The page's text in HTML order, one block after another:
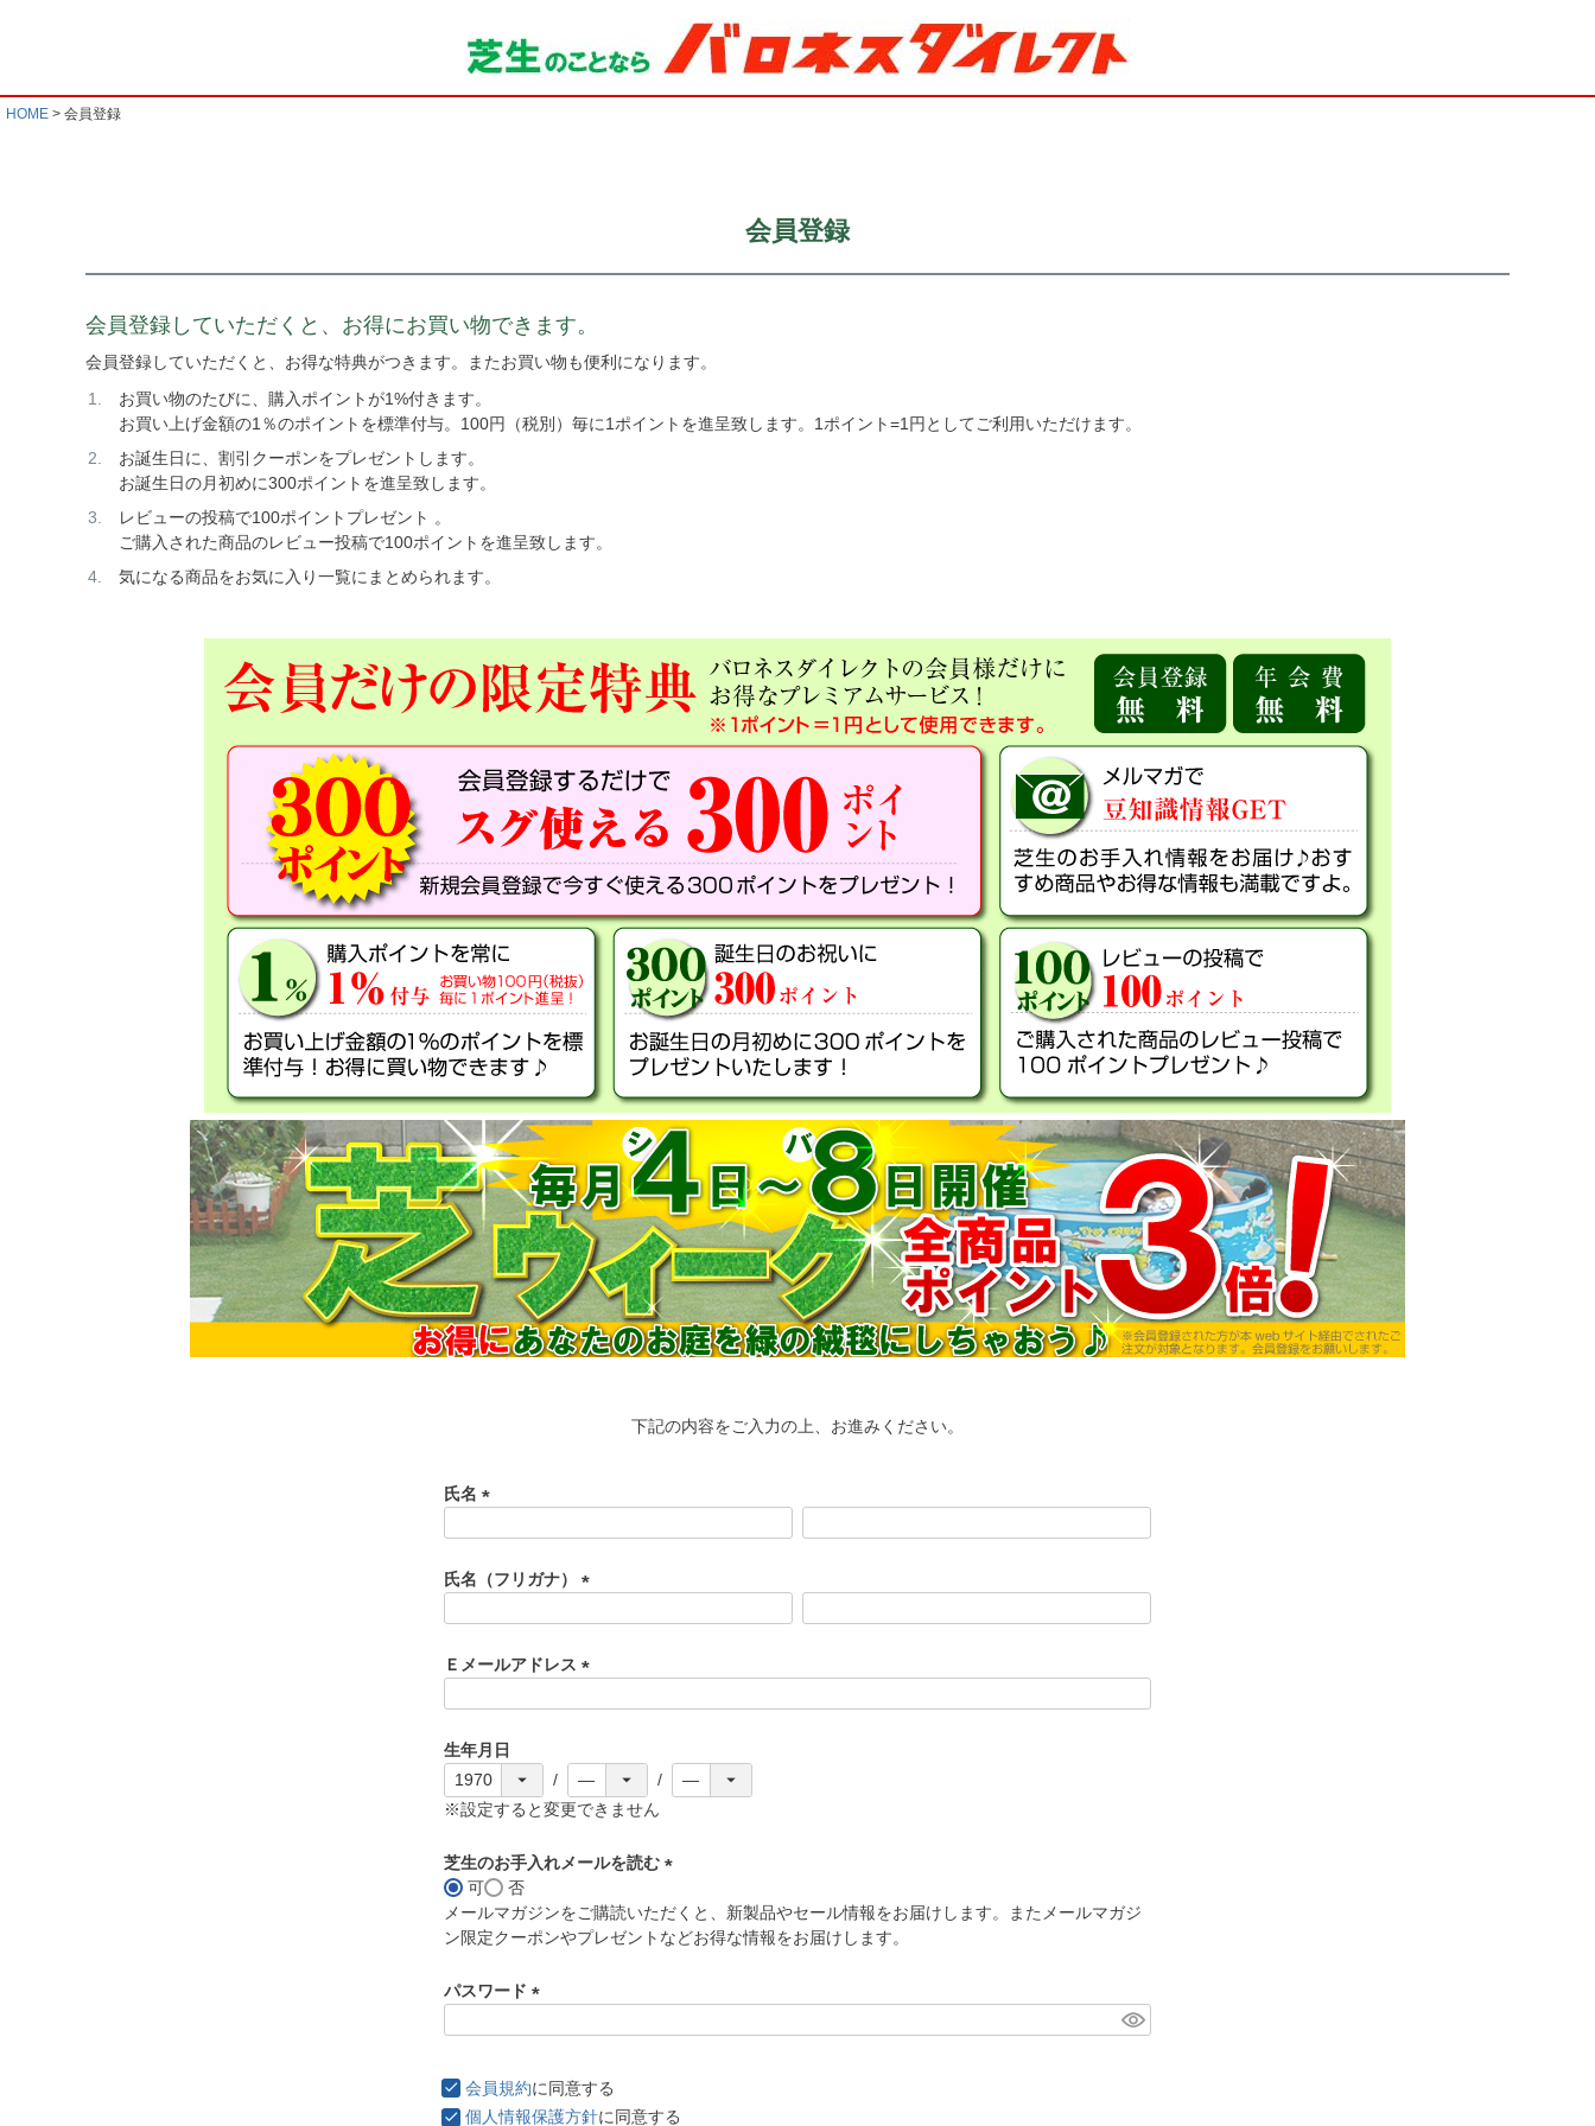
HOME 会員登録
会員登録
会員登録していただくと、お得にお買い物できます。
会員登録していただくと、お得な特典がつきます。またお買い物も便利になります。
お買い物のたびに、購入ポイントが1%付きます。
お買い上げ金額の1％のポイントを標準付与。100円（税別）毎に1ポイントを進呈致します。1ポイント=1円としてご利用いただけます。
お誕生日に、割引クーポンをプレゼントします。
お誕生日の月初めに300ポイントを進呈致します。
レビューの投稿で100ポイントプレゼント 。
ご購入された商品のレビュー投稿で100ポイントを進呈致します。
気になる商品をお気に入り一覧にまとめられます。
下記の内容をご入力の上、お進みください。
氏名
須
)
氏名（フリガナ）
須
)
Ｅメールアドレス
)
生年月日
※設定すると変更できません
芝生のお手入れメールを読む
必
須
可
否
メールマガジンをご購読いただくと、新製品やセール情報をお届けします。またメールマガジ
ン限定クーポンやプレゼントなどお得な情報をお届けします。
パスワード
)
会員規約に同意する
個人情報保護方針に同意する